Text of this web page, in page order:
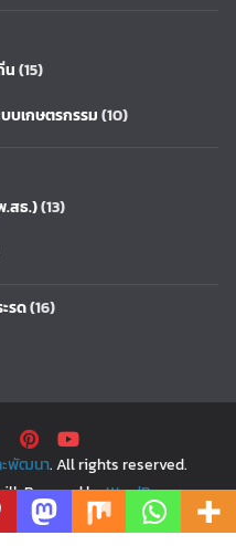
น(15)
บเกษตรกรรม(10)
.สธ.)(13)
รด(16)
พัฒนา. All rights reserved.
Powered byWordPress.